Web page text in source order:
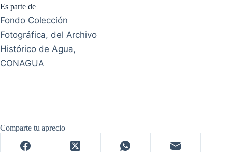
Es parte de
Fondo Colección
Fotográfica, del Archivo
Histórico de Agua,
CONAGUA
Comparte tu aprecio